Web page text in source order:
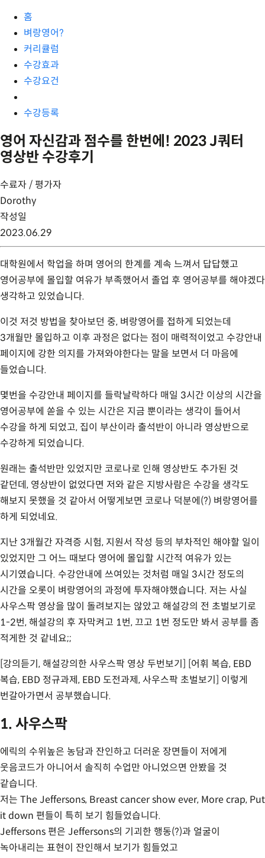
홈
벼랑영어?
커리큘럼
수강효과
수강요건
수강등록
영어 자신감과 점수를 한번에! 2023 J쿼터
영상반 수강후기
수료자 / 평가자
Dorothy
작성일
2023.06.29
대학원에서 학업을 하며 영어의 한계를 계속 느껴서 답답했고
영어공부에 몰입할 여유가 부족했어서 졸업 후 영어공부를 해야겠다
생각하고 있었습니다.
이것 저것 방법을 찾아보던 중, 벼랑영어를 접하게 되었는데
3개월만 몰입하고 이후 과정은 없다는 점이 매력적이었고 수강안내
페이지에 강한 의지를 가져와야한다는 말을 보면서 더 마음에
들었습니다.
몇번을 수강안내 페이지를 들락날락하다 매일 3시간 이상의 시간을
영어공부에 쏟을 수 있는 시간은 지금 뿐이라는 생각이 들어서
수강을 하게 되었고, 집이 부산이라 출석반이 아니라 영상반으로
수강하게 되었습니다.
원래는 출석반만 있었지만 코로나로 인해 영상반도 추가된 것
같던데, 영상반이 없었다면 저와 같은 지방사람은 수강을 생각도
해보지 못했을 것 같아서 어떻게보면 코로나 덕분에(?) 벼랑영어를
하게 되었네요.
지난 3개월간 자격증 시험, 지원서 작성 등의 부차적인 해야할 일이
있었지만 그 어느 때보다 영어에 몰입할 시간적 여유가 있는
시기였습니다. 수강안내에 쓰여있는 것처럼 매일 3시간 정도의
시간을 오롯이 벼랑영어의 과정에 투자해야했습니다. 저는 사실
사우스팍 영상을 많이 돌려보지는 않았고 해설강의 전 초벌보기로
1-2번, 해설강의 후 자막켜고 1번, 끄고 1번 정도만 봐서 공부를 좀
적게한 것 같네요;;
[강의듣기, 해설강의한 사우스팍 영상 두번보기] [어휘 복습, EBD
복습, EBD 정규과제, EBD 도전과제, 사우스팍 초벌보기] 이렇게
번갈아가면서 공부했습니다.
1. 사우스팍
에릭의 수위높은 농담과 잔인하고 더러운 장면들이 저에게
웃음코드가 아니어서 솔직히 수업만 아니었으면 안봤을 것
같습니다.
저는 The Jeffersons, Breast cancer show ever, More crap, Put
it down 편들이 특히 보기 힘들었습니다.
Jeffersons 편은 Jeffersons의 기괴한 행동(?)과 얼굴이
녹아내리는 표현이 잔인해서 보기가 힘들었고